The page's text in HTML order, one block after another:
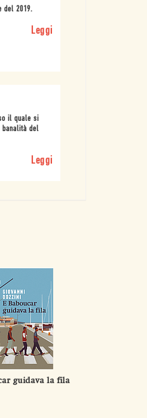
del 2019.
Leggi
il quale si
banalità del
Leggi
guidava la fila